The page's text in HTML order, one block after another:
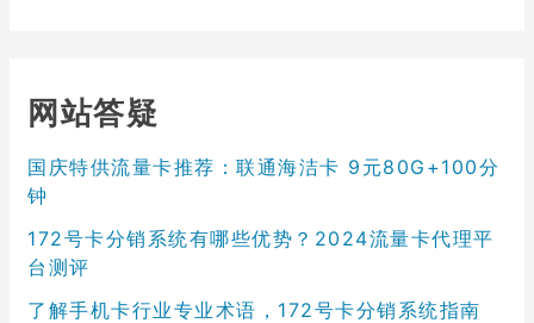
网站答疑
国庆特供流量卡推荐：联通海洁卡 9元80G+100分
钟
172号卡分销系统有哪些优势？2024流量卡代理平
台测评
了解手机卡行业专业术语，172号卡分销系统指南